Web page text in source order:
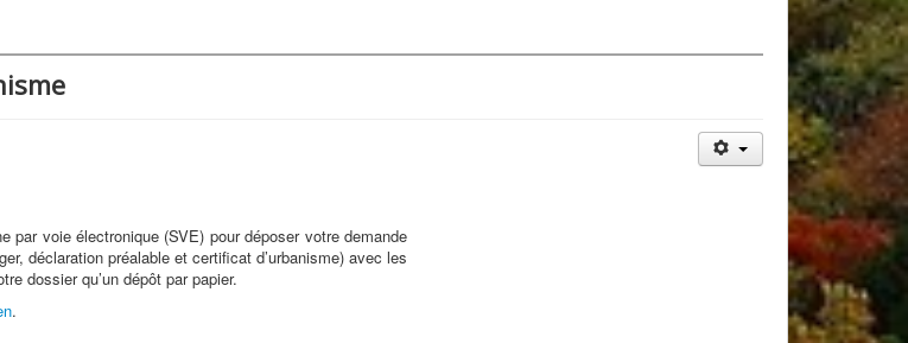
voie électronique (SVE) pour déposer votre demande
déclaration préalable et certificat d’urbanisme) avec les
dossier qu’un dépôt par papier.
.